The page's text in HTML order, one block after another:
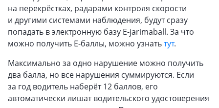
на перекрёстках, радарами контроля скорости
и другими системами наблюдения, будут сразу
попадать в электронную базу E-jarimaball. За что
можно получить Е-баллы, можно узнатьтут.
Максимально за одно нарушение можно получить
два балла, но все нарушения суммируются. Если
за год водитель наберёт 12 баллов, его
автоматически лишат водительского удостоверения